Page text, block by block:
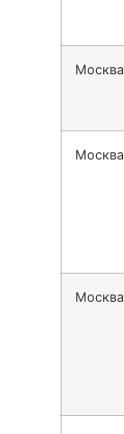
Москва
Москва
Москва